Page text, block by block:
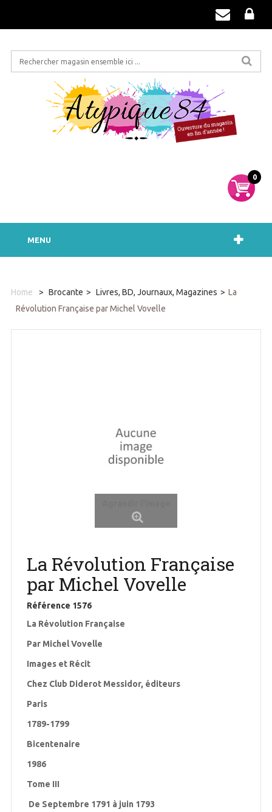
0
MENU
Home > Brocante > Livres, BD, Journaux, Magazines > La
Révolution Française par Michel Vovelle
La Révolution Française
par Michel Vovelle
Référence 1576
La Révolution Française
Par Michel Vovelle
Images et Récit
Chez Club Diderot Messidor, éditeurs
Paris
1789-1799
Bicentenaire
1986
Tome III
De Septembre 1791 à juin 1793